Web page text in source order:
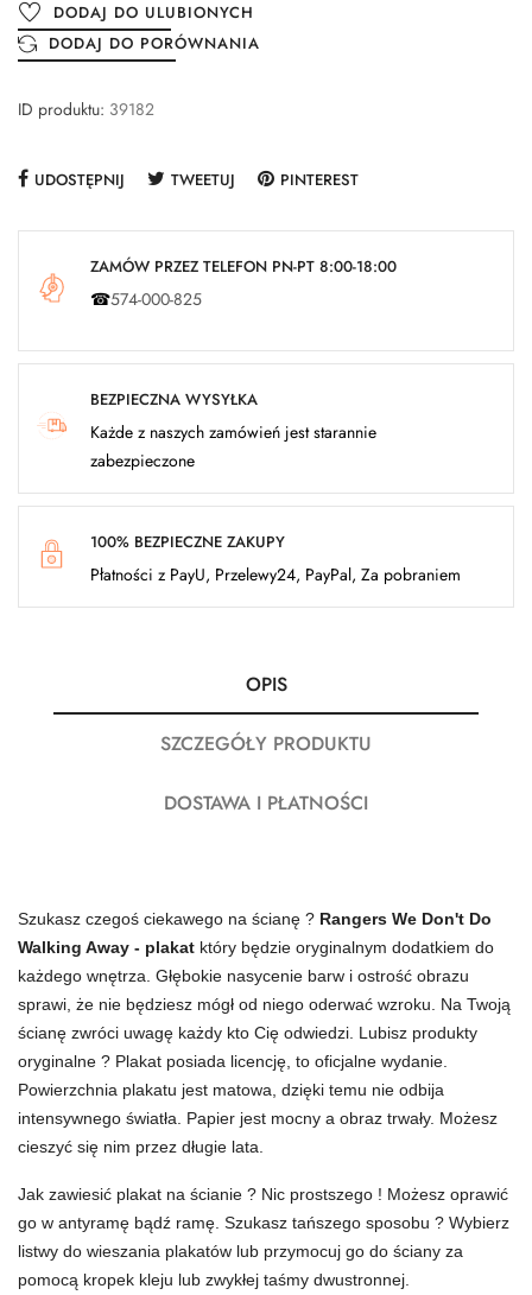
DODAJ DO ULUBIONYCH
DODAJ DO PORÓWNANIA
ID produktu: 39182
UDOSTĘPNIJ TWEETUJ PINTEREST
ZAMÓW PRZEZ TELEFON PN-PT 8:00-18:00
☎574-000-825
BEZPIECZNA WYSYŁKA
Każde z naszych zamówień jest starannie
zabezpieczone
100% BEZPIECZNE ZAKUPY
Płatności z PayU, Przelewy24, PayPal, Za pobraniem
OPIS
SZCZEGÓŁY PRODUKTU
DOSTAWA I PŁATNOŚCI
Szukasz czegoś ciekawego na ścianę ? Rangers We Don't Do
Walking Away - plakat który będzie oryginalnym dodatkiem do
każdego wnętrza. Głębokie nasycenie barw i ostrość obrazu
sprawi, że nie będziesz mógł od niego oderwać wzroku. Na Twoją
ścianę zwróci uwagę każdy kto Cię odwiedzi. Lubisz produkty
oryginalne ? Plakat posiada licencję, to oficjalne wydanie.
Powierzchnia plakatu jest matowa, dzięki temu nie odbija
intensywnego światła. Papier jest mocny a obraz trwały. Możesz
cieszyć się nim przez długie lata.
Jak zawiesić plakat na ścianie ? Nic prostszego ! Możesz oprawić
go w antyramę bądź ramę. Szukasz tańszego sposobu ? Wybierz
listwy do wieszania plakatów lub przymocuj go do ściany za
pomocą kropek kleju lub zwykłej taśmy dwustronnej.